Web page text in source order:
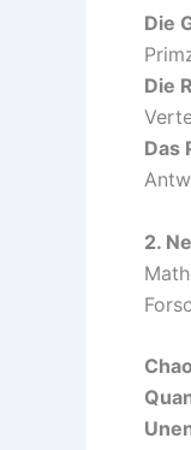
Die
Die
Das
2.